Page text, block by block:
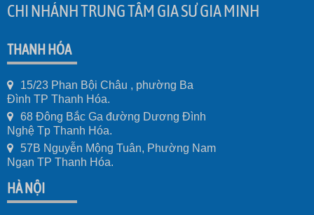
CHI NHÁNH TRUNG TÂM GIA SƯ GIA MINH
THANH HÓA
15/23 Phan Bội Châu , phường Ba
Đình TP Thanh Hóa.
68 Đông Bắc Ga đường Dương Đình
Nghệ Tp Thanh Hóa.
57B Nguyễn Mộng Tuân, Phường Nam
Ngạn TP Thanh Hóa.
HÀ NỘI